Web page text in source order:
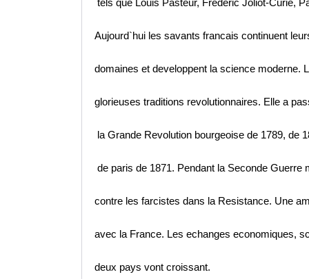
tels que Louis Pasteur, Frederic Joliot-Curie,
Aujourd`hui les savants francais continuent
domaines et developpent la science moderne.
glorieuses traditions revolutionnaires. Elle a
la Grande Revolution bourgeoise de 1789, de
de paris de 1871. Pendant la Seconde Guerre
contre les farcistes dans la Resistance. Une
avec la France. Les echanges economiques,
deux pays vont croissant.